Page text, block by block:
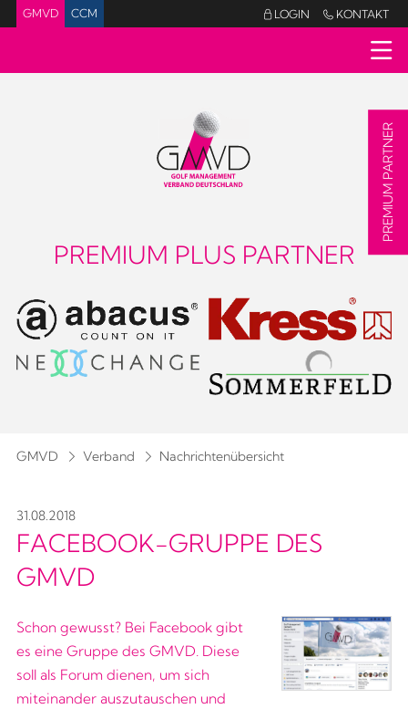
GMVD CCM LOGIN  KONTAKT
PREMIUM PLUS PARTNER
GMVD Verband Nachrichtenübersicht
31.08.2018
FACEBOOK-GRUPPE DES
GMVD
Schon gewusst? Bei Facebook gibt
es eine Gruppe des GMVD. Diese
soll als Forum dienen, um sich
miteinander auszutauschen und
PREMIUM PARTNER